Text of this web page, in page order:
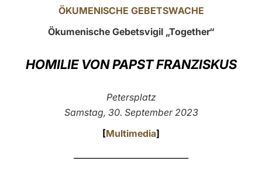
POLSKI
العربيّة
ÖKUMENISCHE GEBETSWACHE
Ökumenische Gebetsvigil „Together“
HOMILIE VON PAPST FRANZISKUS
Petersplatz
Samstag, 30. September 2023
[Multimedia]